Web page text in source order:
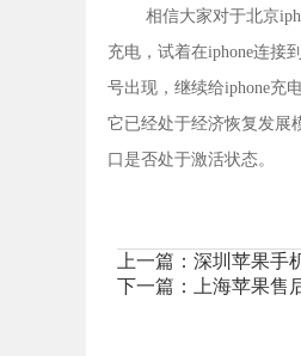
相信大家对于北京
充电，试着在iphone连接
号出现，继续给iphone充
它已经处于经济恢复发展
口是否处于激活状态。
上一篇：深圳苹果手
下一篇：
上海苹果售